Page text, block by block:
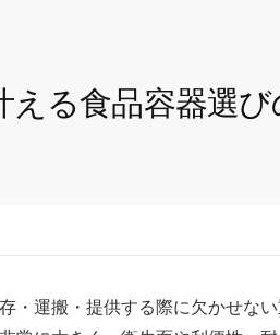
る食品容器選
・運搬・提供する際に欠かせな